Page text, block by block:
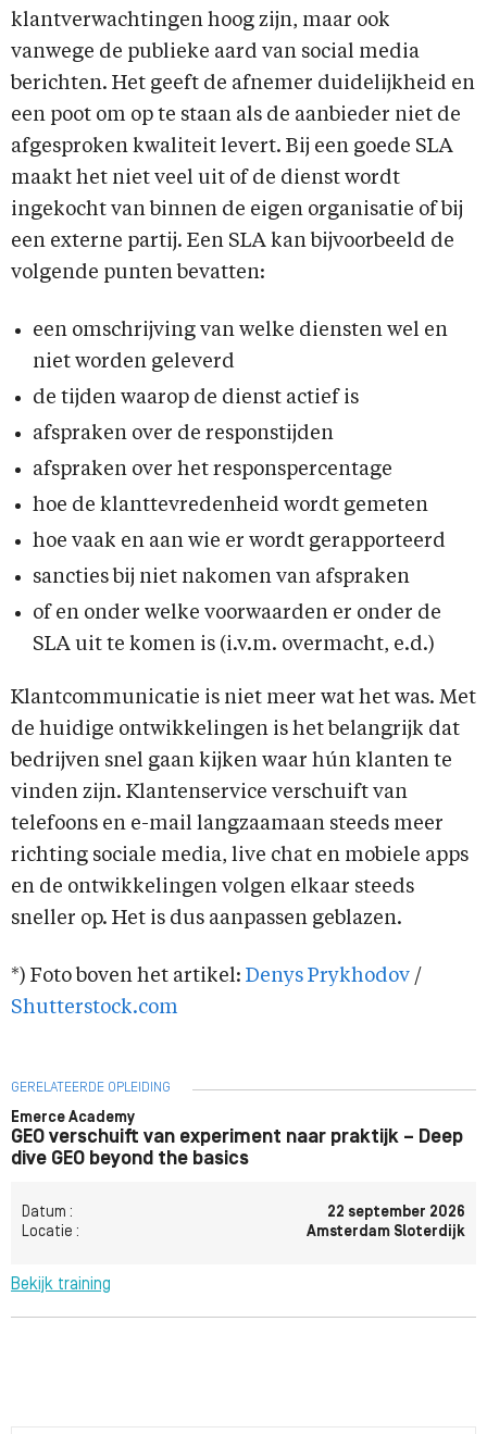
klantverwachtingen hoog zijn, maar ook
vanwege de publieke aard van social media
berichten. Het geeft de afnemer duidelijkheid en
een poot om op te staan als de aanbieder niet de
afgesproken kwaliteit levert. Bij een goede SLA
maakt het niet veel uit of de dienst wordt
ingekocht van binnen de eigen organisatie of bij
een externe partij. Een SLA kan bijvoorbeeld de
volgende punten bevatten:
een omschrijving van welke diensten wel en
niet worden geleverd
de tijden waarop de dienst actief is
afspraken over de responstijden
afspraken over het responspercentage
hoe de klanttevredenheid wordt gemeten
hoe vaak en aan wie er wordt gerapporteerd
sancties bij niet nakomen van afspraken
of en onder welke voorwaarden er onder de
SLA uit te komen is (i.v.m. overmacht, e.d.)
Klantcommunicatie is niet meer wat het was. Met
de huidige ontwikkelingen is het belangrijk dat
bedrijven snel gaan kijken waar hún klanten te
vinden zijn. Klantenservice verschuift van
telefoons en e-mail langzaamaan steeds meer
richting sociale media, live chat en mobiele apps
en de ontwikkelingen volgen elkaar steeds
sneller op. Het is dus aanpassen geblazen.
*) Foto boven het artikel: Denys Prykhodov /
Shutterstock.com
GERELATEERDE OPLEIDING
Emerce Academy
GEO verschuift van experiment naar praktijk – Deep
dive GEO beyond the basics
Datum :
22 september 2026
Locatie :
Amsterdam Sloterdijk
Bekijk training